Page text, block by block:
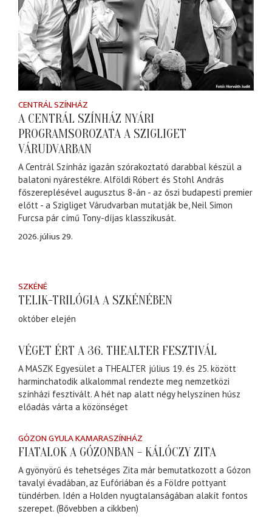
CENTRÁL SZÍNHÁZ
A CENTRÁL SZÍNHÁZ NYÁRI
PROGRAMSOROZATA A SZIGLIGET
VÁRUDVARBAN
A Centrál Színház igazán szórakoztató darabbal készül a
balatoni nyárestékre. Alföldi Róbert és Stohl András
főszereplésével augusztus 8-án - az őszi budapesti premier
előtt - a Szigliget Várudvarban mutatják be, Neil Simon
Furcsa pár című Tony-díjas klasszikusát.
2026. július 29.
SZKÉNÉ
TELIK-TRILÓGIA A SZKÉNÉBEN
október elején
VÉGET ÉRT A 36. THEALTER FESZTIVÁL
A MASZK Egyesület a THEALTER július 19. és 25. között
harminchatodik alkalommal rendezte meg nemzetközi
színházi fesztivált. A hét nap alatt négy helyszínen húsz
előadás várta a közönséget
GÓZON GYULA KAMARASZÍNHÁZ
FIATALOK A GÓZONBAN - KÁLÓCZY ZITA
A gyönyörű és tehetséges Zita már bemutatkozott a Gózon
tavalyi évadában, az Eufóriában és a Földre pottyant
tündérben. Idén a Holden nyugtalanságában alakít fontos
szerepet. (Bővebben a cikkben)